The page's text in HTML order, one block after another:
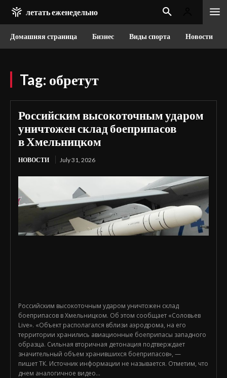
летать еженедельно
Домашняя страница Бизнес Виды спорта Новости
Tag: обретут
Российским высокоточным ударом
уничтожен склад боеприпасов
в Хмельницком
НОВОСТИ July 31, 2026
Российским высокоточным ударом уничтожен склад
боеприпасов в Хмельницком. Об этом сообщает «Соловьев
Live». «Объект располагался вблизи аэродрома, на его
территории хранились авиационные боеприпасы западного
образца. Сильная вторичная детонация подтверждает
значительный объем хранившихся боеприпасов», —
пишет ТК. Источник информации не называется. Отметим, что
днем аналогичное видео...